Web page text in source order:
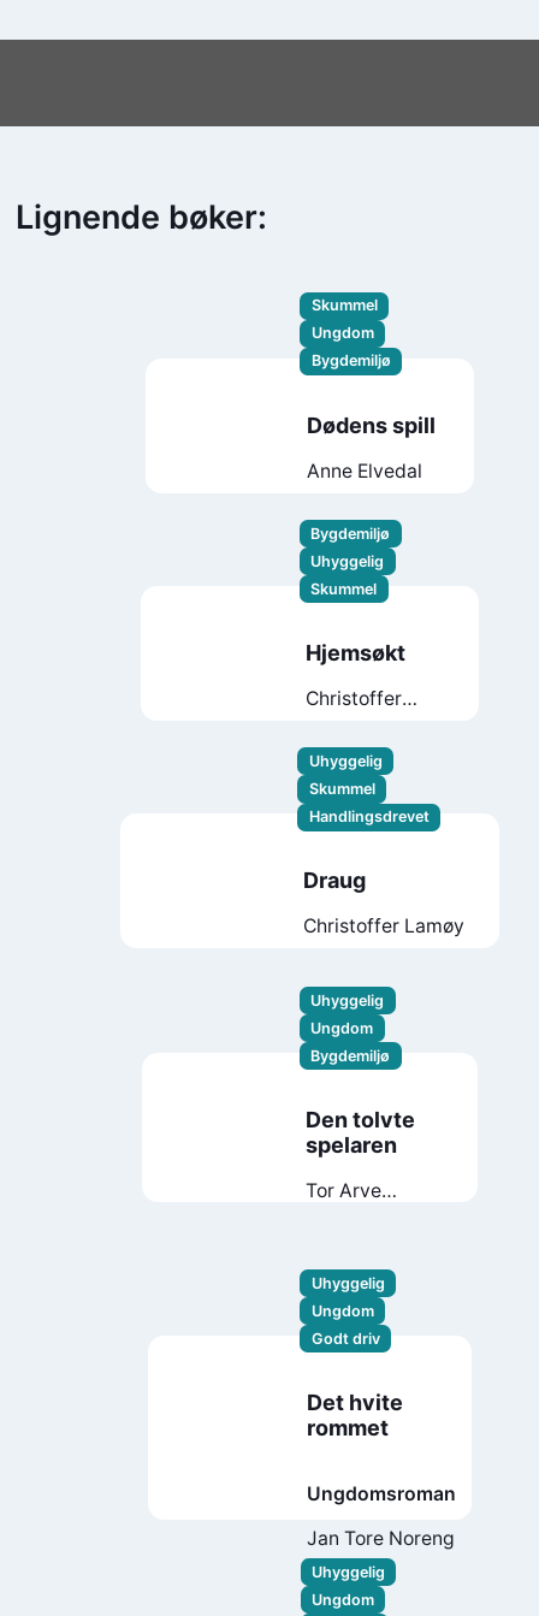
Lignende bøker:
Skummel
Ungdom
Bygdemiljø
Dødens spill
Anne Elvedal
Bygdemiljø
Uhyggelig
Skummel
Hjemsøkt
Christoffer
Uhyggelig
Skummel
Handlingsdrevet
Draug
Christoffer Lamøy
Uhyggelig
Ungdom
Bygdemiljø
Den tolvte
spelaren
Tor Arve
Uhyggelig
Ungdom
Godt driv
Det hvite
rommet
Ungdomsroman
Jan Tore Noreng
Uhyggelig
Ungdom